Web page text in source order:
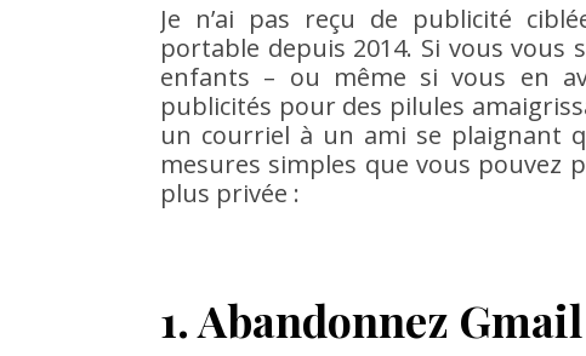
Je n’ai pas reçu de publicité
portable depuis 2014. Si vous vous
enfants – ou même si vous en
publicités pour des pilules
un courriel à un ami se plaignant
mesures simples que vous pouvez
plus privée :
1. Abandonnez Gmail